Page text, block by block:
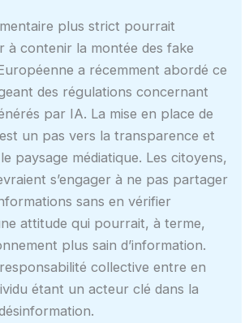
plus strict pourrait
à contenir la montée des fake
a récemment abordé ce
des régulations concernant
par IA. La mise en place de
un pas vers la transparence et
paysage médiatique. Les citoyens,
s’engager à ne pas partager
sans en vérifier
attitude qui pourrait, à terme,
plus sain d’information.
collective entre en
étant un acteur clé dans la